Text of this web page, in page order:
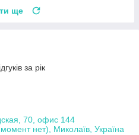
ще
за рік
70, офис 144
нет), Миколаїв, Україна